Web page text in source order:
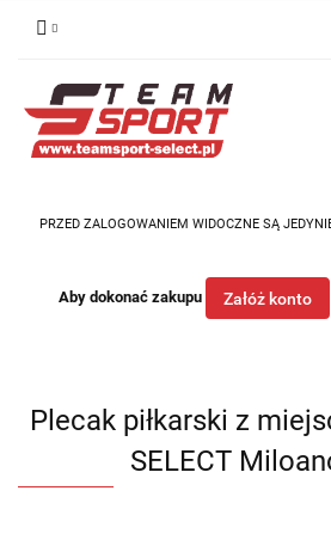
PRZED ZALOGOWANIEM WIDOCZNE SĄ
Aby dokonać zakupu Załóż konto
Plecak piłkarski z
SELECT